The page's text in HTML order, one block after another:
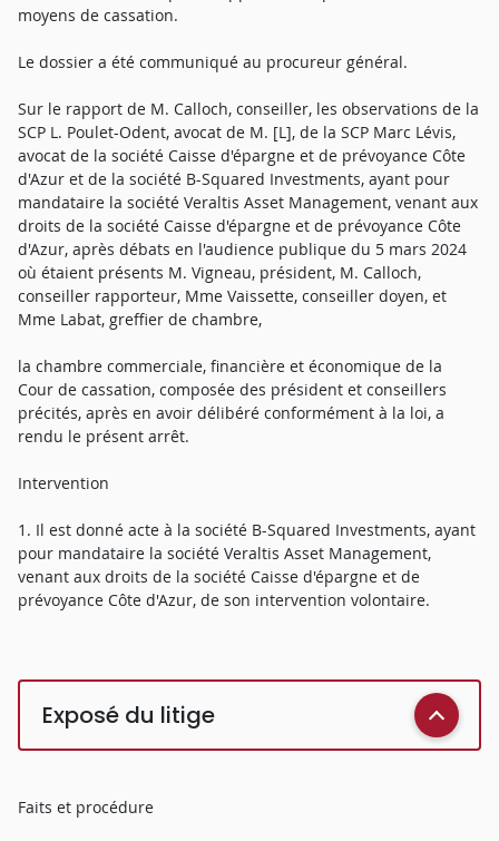
moyens de cassation.
Le dossier a été communiqué au procureur général.
Sur le rapport de M. Calloch, conseiller, les observations de la
SCP L. Poulet-Odent, avocat de M. [L], de la SCP Marc Lévis,
avocat de la société Caisse d'épargne et de prévoyance Côte
d'Azur et de la société B-Squared Investments, ayant pour
mandataire la société Veraltis Asset Management, venant aux
droits de la société Caisse d'épargne et de prévoyance Côte
d'Azur, après débats en l'audience publique du 5 mars 2024
où étaient présents M. Vigneau, président, M. Calloch,
conseiller rapporteur, Mme Vaissette, conseiller doyen, et
Mme Labat, greffier de chambre,
la chambre commerciale, financière et économique de la
Cour de cassation, composée des président et conseillers
précités, après en avoir délibéré conformément à la loi, a
rendu le présent arrêt.
Intervention
1. Il est donné acte à la société B-Squared Investments, ayant
pour mandataire la société Veraltis Asset Management,
venant aux droits de la société Caisse d'épargne et de
prévoyance Côte d'Azur, de son intervention volontaire.
Exposé du litige
Faits et procédure